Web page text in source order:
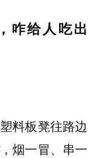
咋给人吃出
料板凳往路边
烟一冒、串一